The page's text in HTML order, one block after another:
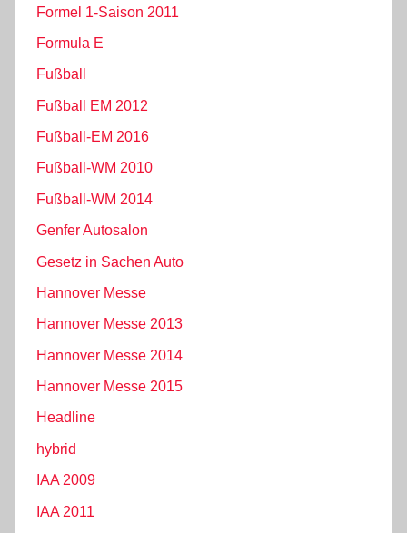
Formel 1-Saison 2011
Formula E
Fußball
Fußball EM 2012
Fußball-EM 2016
Fußball-WM 2010
Fußball-WM 2014
Genfer Autosalon
Gesetz in Sachen Auto
Hannover Messe
Hannover Messe 2013
Hannover Messe 2014
Hannover Messe 2015
Headline
hybrid
IAA 2009
IAA 2011